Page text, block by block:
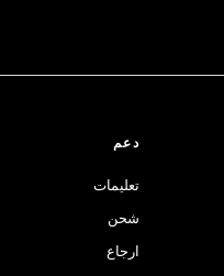
دعم
تعليمات
شحن
ارجاع